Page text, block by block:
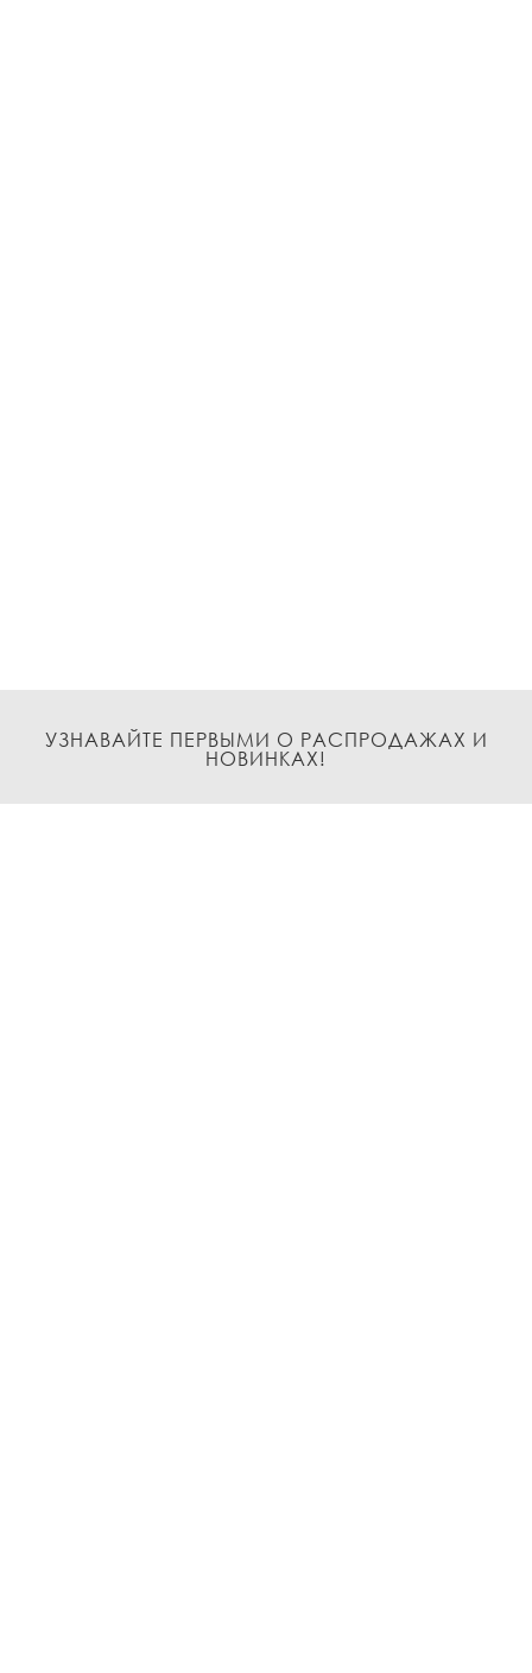
УЗНАВАЙТЕ ПЕРВЫМИ О РАСПРОДАЖАХ И
НОВИНКАХ!